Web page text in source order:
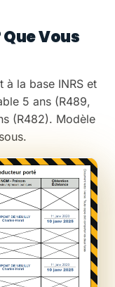
Vous
la base INRS et
5 ans (R489,
(R482). Modèle